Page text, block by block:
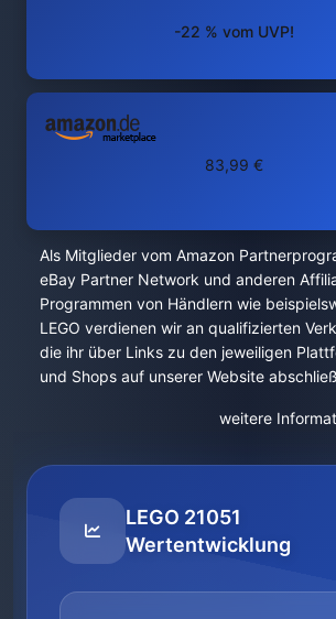
-22 % vom UVP!
83,99 €
Als Mitglieder vom Amazon
eBay Partner Network und anderen
Programmen von Händlern wie
LEGO verdienen wir an qualifizierten
die ihr über Links zu den jeweiligen
und Shops auf unserer Website
weitere
LEGO 21051
Wertentwicklung